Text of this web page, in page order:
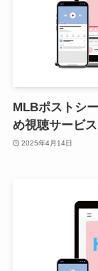
MLBポストシ
め視聴サービ
2025年4月14日